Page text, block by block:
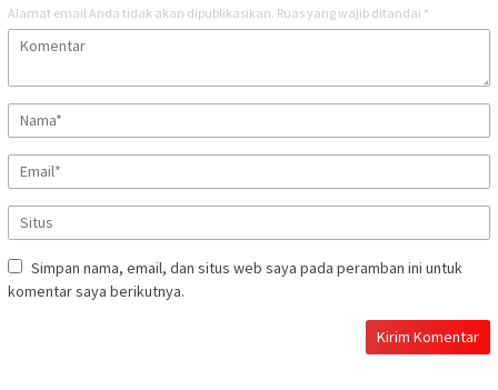
Alamat email Anda tidak akan dipublikasikan. Ruas yang wajib ditandai *
Simpan nama, email, dan situs web saya pada peramban ini untuk
komentar saya berikutnya.